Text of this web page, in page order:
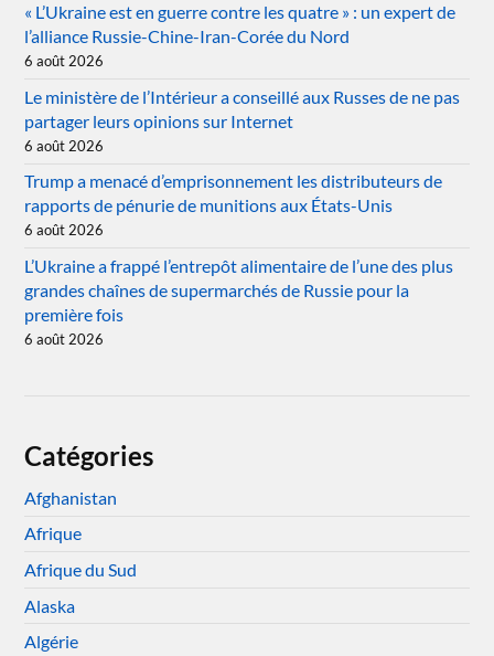
« L’Ukraine est en guerre contre les quatre » : un expert de
l’alliance Russie-Chine-Iran-Corée du Nord
6 août 2026
Le ministère de l’Intérieur a conseillé aux Russes de ne pas
partager leurs opinions sur Internet
6 août 2026
Trump a menacé d’emprisonnement les distributeurs de
rapports de pénurie de munitions aux États-Unis
6 août 2026
L’Ukraine a frappé l’entrepôt alimentaire de l’une des plus
grandes chaînes de supermarchés de Russie pour la
première fois
6 août 2026
Catégories
Afghanistan
Afrique
Afrique du Sud
Alaska
Algérie